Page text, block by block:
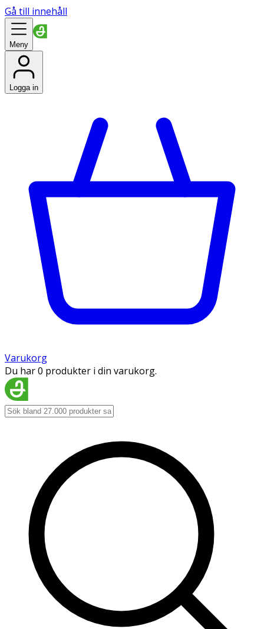
Gå till innehåll
Meny
Logga in
Varukorg
Du har 0 produkter i din varukorg.